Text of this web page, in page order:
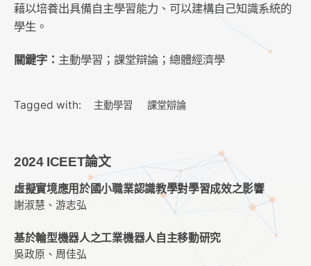
藉以培養出具備自主學習能力、可以建構自己知識系統的
學生。
關鍵字： 主動學習；課堂辯論；總體經濟學
Tagged with: 主動學習 課堂辯論
2024 ICEET論文
虛擬實境應用於國小職業認識教學對學習成效之影響
謝淑慧、游志弘
基於輪型機器人之工業機器人自主移動研究
吳政原、周佳弘